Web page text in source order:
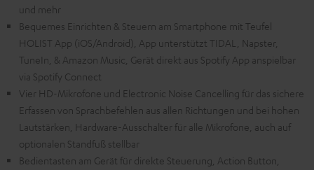
und mehr
Bequemes Einrichten & Steuern am Smartphone mit Teufel
HOLIST App (iOS/Android), App unterstützt TIDAL, Napster,
TuneIn, & Amazon Music, Gerät direkt aus Spotify App anspielbar
via Spotify Connect
Vier HD-Mikrofone und Electronic Noise Cancelling für das sichere
Erfassen von Sprachbefehlen aus allen Richtungen und bei hohen
Lautstärken, Hardware-Ausschalter für alle Mikrofone, auch auf
optionalen Standfuß stellbar
Bedientasten am Gerät für direkte Steuerung, Action Button,